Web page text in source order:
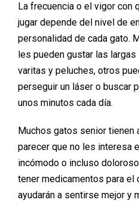
La frecuencia o el vigor con
jugar depende del nivel de
personalidad de cada gato.
les pueden gustar las
varitas y peluches, otros
perseguir un láser o buscar
unos minutos cada día.
Muchos gatos senior tienen
parecer que no les interesa
incómodo o incluso
tener medicamentos para el
ayudarán a sentirse mejor y